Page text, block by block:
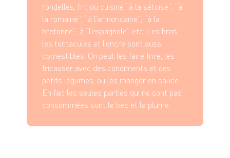
rondelles, frit ou cuisiné “à la sétoise”, “à
la romaine”, “à l’armoricaine”, “à la
bretonne”, à “l’espagnole” etc. Les bras,
les tentacules et l’encre sont aussi
comestibles. On peut les faire frire, les
fricasser avec des condiments et des
petits légumes, ou les manger en sauce.
En fait les seules parties qui ne sont pas
consommées sont le bec et la plume.